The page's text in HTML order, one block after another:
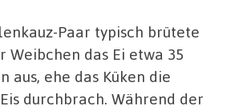
Paar typisch brütete
Weibchen das Ei etwa 35
aus, ehe das Küken die
durchbrach. Während der